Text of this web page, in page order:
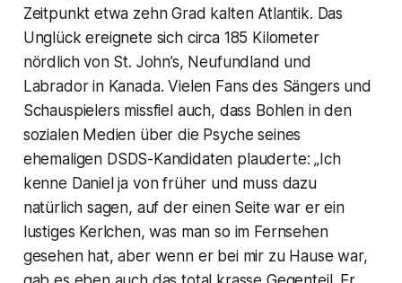
Zeitpunkt etwa zehn Grad kalten Atlantik. Das
Unglück ereignete sich circa 185 Kilometer
nördlich von St. John’s, Neufundland und
Labrador in Kanada. Vielen Fans des Sängers und
Schauspielers missfiel auch, dass Bohlen in den
sozialen Medien über die Psyche seines
ehemaligen DSDS-Kandidaten plauderte: „Ich
kenne Daniel ja von früher und muss dazu
natürlich sagen, auf der einen Seite war er ein
lustiges Kerlchen, was man so im Fernsehen
gesehen hat, aber wenn er bei mir zu Hause war,